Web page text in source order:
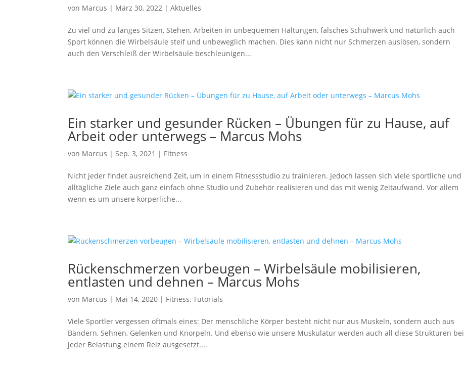
von Marcus | März 30, 2022 |Aktuelles
Zu viel und zu langes Sitzen, Stehen, Arbeiten in unbequemen Haltungen, falsches Schuhwerk und natürlich auch
Sport können die Wirbelsäule steif und unbeweglich machen. Dies kann nicht nur Schmerzen auslösen, sondern
auch den Verschleiß der Wirbelsäule beschleunigen...
Ein starker und gesunder Rücken – Übungen für zu Hause, auf
Arbeit oder unterwegs – Marcus Mohs
von Marcus |Sep. 3, 2021 | Fitness
Nicht jeder findet ausreichend Zeit, um in einem Fitnessstudio zu trainieren. Jedoch lassen sich viele sportliche und
alltägliche Ziele auch ganz einfach ohne Studio und Zubehör realisieren und das mit wenig Zeitaufwand. Vor allem
wenn es um unsere körperliche...
Rückenschmerzen vorbeugen – Wirbelsäule mobilisieren,
entlasten und dehnen – Marcus Mohs
von Marcus | Mai 14, 2020 | Fitness,Tutorials
Viele Sportler vergessen oftmals eines: Der menschliche Körper besteht nicht nur aus Muskeln, sondern auch aus
Bändern, Sehnen, Gelenken und Knorpeln. Und ebenso wie unsere Muskulatur werden auch all diese Strukturen bei
jeder Belastung einem Reiz ausgesetzt....